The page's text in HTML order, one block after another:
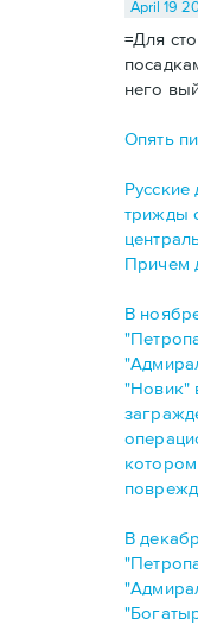
April 19
=Для
него
Опять
трижды
Причем
В
"Новик"
В